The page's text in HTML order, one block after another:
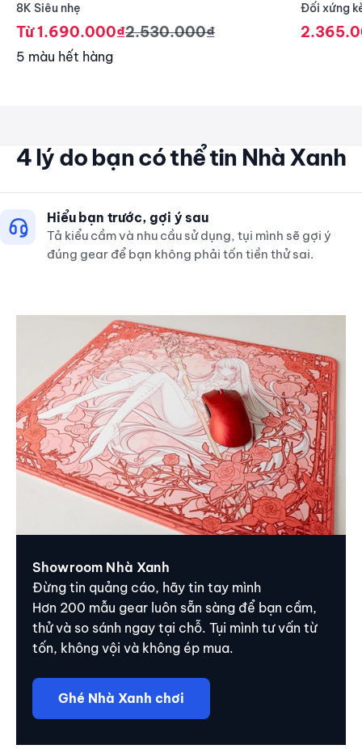
8K Siêu nhẹ
Giá giảm
Từ 1.690.000₫Giá thông thường
2.530.000₫
5 màu hết hàng
Đối xứng
Giá
4 lý do bạn có thể tin Nhà Xanh
Hiểu bạn trước, gợi ý sau
Tả kiểu cầm và nhu cầu sử dụng, tụi mình sẽ gợi ý
đúng gear để bạn không phải tốn tiền thử sai.
Showroom Nhà Xanh
Đừng tin quảng cáo, hãy tin tay mình
Hơn 200 mẫu gear luôn sẵn sàng để bạn cầm,
thử và so sánh ngay tại chỗ. Tụi mình tư vấn từ
tốn, không vội và không ép mua.
Ghé Nhà Xanh chơi